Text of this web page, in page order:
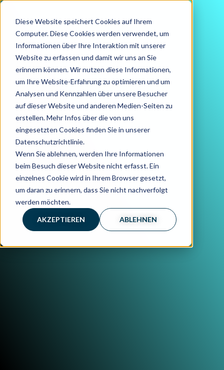
Diese Website speichert Cookies auf Ihrem
Computer. Diese Cookies werden verwendet, um
Informationen über Ihre Interaktion mit unserer
Website zu erfassen und damit wir uns an Sie
erinnern können. Wir nutzen diese Informationen,
um Ihre Website-Erfahrung zu optimieren und um
Analysen und Kennzahlen über unsere Besucher
auf dieser Website und anderen Medien-Seiten zu
erstellen. Mehr Infos über die von uns
eingesetzten Cookies finden Sie in unserer
Datenschutzrichtlinie.
Wenn Sie ablehnen, werden Ihre Informationen
beim Besuch dieser Website nicht erfasst. Ein
einzelnes Cookie wird in Ihrem Browser gesetzt,
um daran zu erinnern, dass Sie nicht nachverfolgt
werden möchten.
AKZEPTIEREN ABLEHNEN